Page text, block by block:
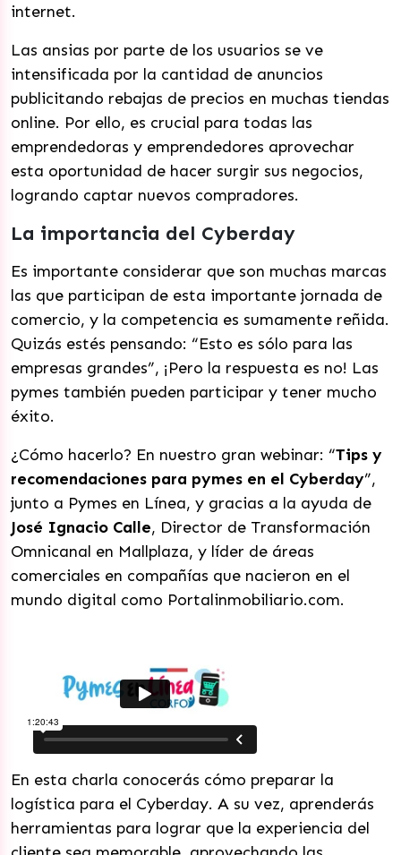
internet.
Las ansias por parte de los usuarios se ve
intensificada por la cantidad de anuncios
publicitando rebajas de precios en muchas tiendas
online. Por ello, es crucial para todas las
emprendedoras y emprendedores aprovechar
esta oportunidad de hacer surgir sus negocios,
logrando captar nuevos compradores.
La importancia del Cyberday
Es importante considerar que son muchas marcas
las que participan de esta importante jornada de
comercio, y la competencia es sumamente reñida.
Quizás estés pensando: “Esto es sólo para las
empresas grandes”, ¡Pero la respuesta es no! Las
pymes también pueden participar y tener mucho
éxito.
¿Cómo hacerlo? En nuestro gran webinar: “Tips y
recomendaciones para pymes en el Cyberday”,
junto a Pymes en Línea, y gracias a la ayuda de
José Ignacio Calle, Director de Transformación
Omnicanal en Mallplaza, y líder de áreas
comerciales en compañías que nacieron en el
mundo digital como Portalinmobiliario.com.
En esta charla conocerás cómo preparar la
logística para el Cyberday. A su vez, aprenderás
herramientas para lograr que la experiencia del